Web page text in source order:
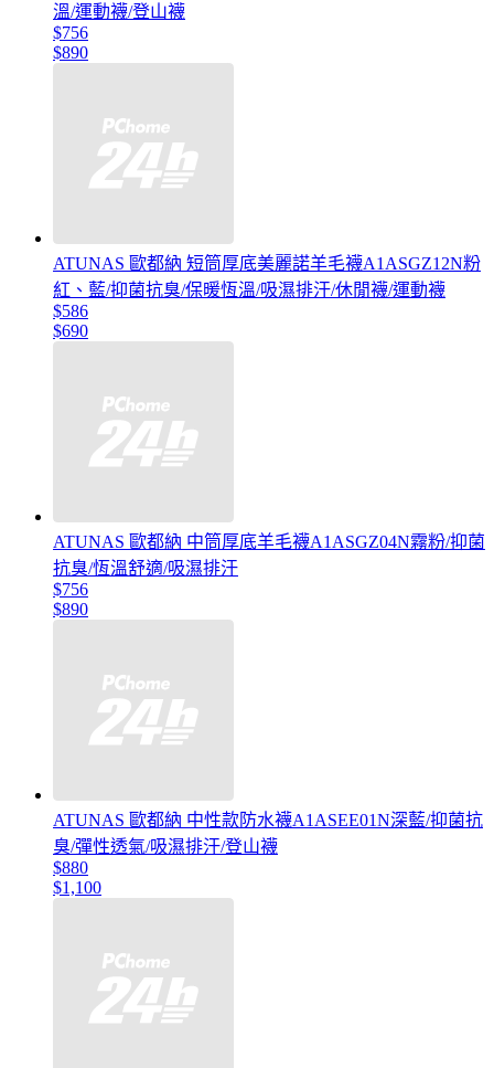
溫/運動襪/登山襪
$756
$890
ATUNAS 歐都納 短筒厚底美麗諾羊毛襪A1ASGZ12N粉
紅、藍/抑菌抗臭/保暖恆溫/吸濕排汗/休閒襪/運動襪
$586
$690
ATUNAS 歐都納 中筒厚底羊毛襪A1ASGZ04N霧粉/抑菌
抗臭/恆溫舒適/吸濕排汗
$756
$890
ATUNAS 歐都納 中性款防水襪A1ASEE01N深藍/抑菌抗
臭/彈性透氣/吸濕排汗/登山襪
$880
$1,100